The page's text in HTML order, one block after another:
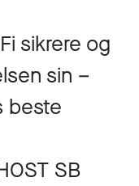
sikrere og
sin –
beste
SB